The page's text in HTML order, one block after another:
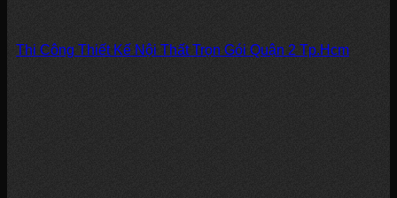
Thi Công Thiết Kế Nội Thất Trọn Gói Quận 2 Tp.Hcm